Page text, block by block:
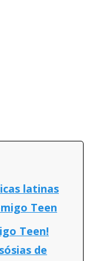
latinas
Teen
Teen!
de